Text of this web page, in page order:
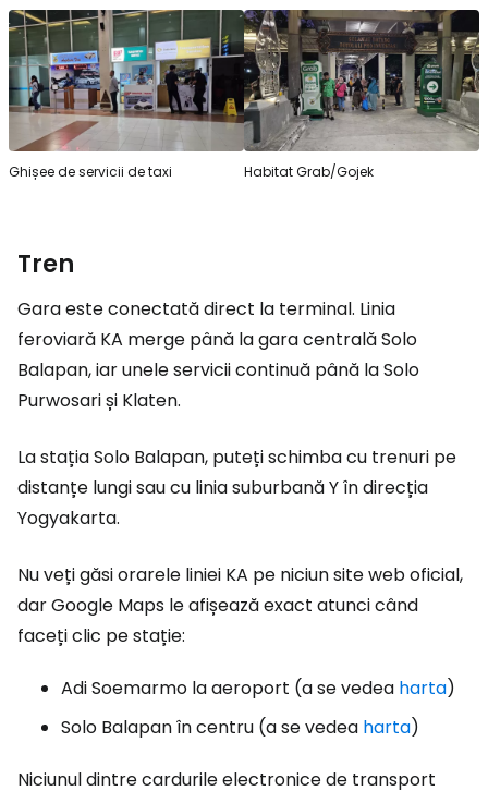
Ghișee de servicii de taxi Habitat Grab/Gojek
Tren
Gara este conectată direct la terminal. Linia
feroviară KA merge până la gara centrală Solo
Balapan, iar unele servicii continuă până la Solo
Purwosari și Klaten.
La stația Solo Balapan, puteți schimba cu trenuri pe
distanțe lungi sau cu linia suburbană Y în direcția
Yogyakarta.
Nu veți găsi orarele liniei KA pe niciun site web oficial,
dar Google Maps le afișează exact atunci când
faceți clic pe stație:
Adi Soemarmo la aeroport (a se vedea harta)
Solo Balapan în centru (a se vedea harta)
Niciunul dintre cardurile electronice de transport